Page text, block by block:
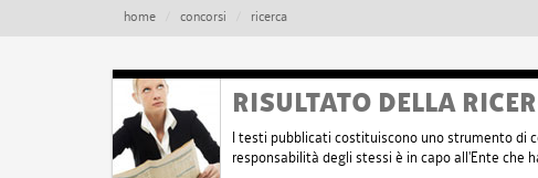
home concorsi ricerca
RISULTATO DELLA
I testi pubblicati costituiscono uno strumento di
responsabilità degli stessi è in capo all'Ente che